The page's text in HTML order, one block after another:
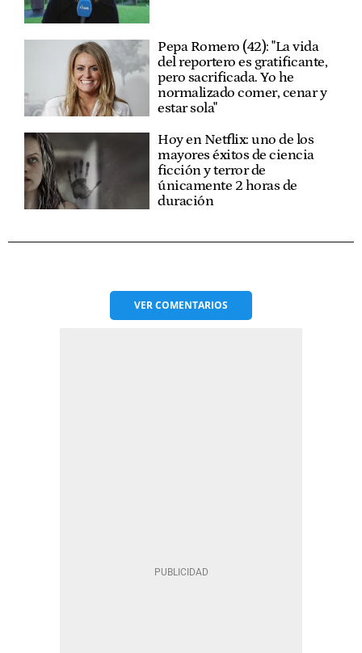
Pepa Romero (42): "La vida
del reportero es gratificante,
pero sacrificada. Yo he
normalizado comer, cenar y
estar sola"
Hoy en Netflix: uno de los
mayores éxitos de ciencia
ficción y terror de
únicamente 2 horas de
duración
VERCOMENTARIOS